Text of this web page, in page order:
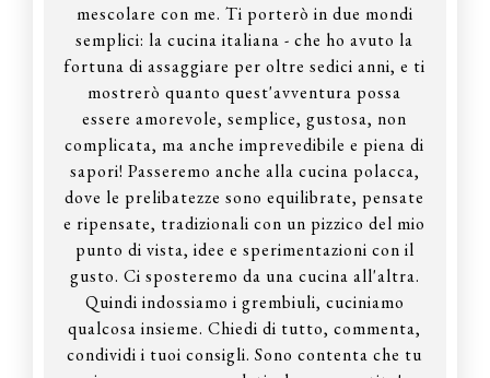
mescolare con me. Ti porterò in due mondi
semplici: la cucina italiana - che ho avuto la
fortuna di assaggiare per oltre sedici anni, e ti
mostrerò quanto quest'avventura possa
essere amorevole, semplice, gustosa, non
complicata, ma anche imprevedibile e piena di
sapori! Passeremo anche alla cucina polacca,
dove le prelibatezze sono equilibrate, pensate
e ripensate, tradizionali con un pizzico del mio
punto di vista, idee e sperimentazioni con il
gusto. Ci sposteremo da una cucina all'altra.
Quindi indossiamo i grembiuli, cuciniamo
qualcosa insieme. Chiedi di tutto, commenta,
condividi i tuoi consigli. Sono contenta che tu